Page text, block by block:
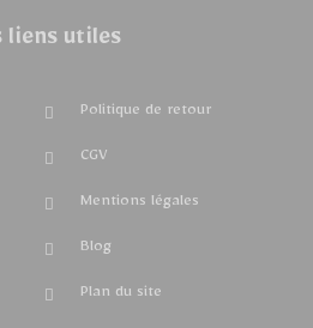
liens utiles
Politique de retour
CGV
Mentions légales
Blog
Plan du site